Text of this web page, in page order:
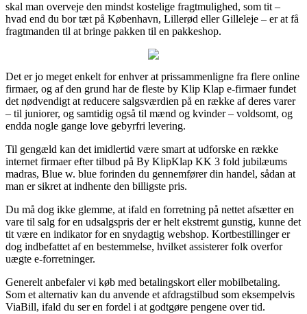
skal man overveje den mindst kostelige fragtmulighed, som tit –
hvad end du bor tæt på København, Lillerød eller Gilleleje – er at få
fragtmanden til at bringe pakken til en pakkeshop.
Det er jo meget enkelt for enhver at prissammenligne fra flere online
firmaer, og af den grund har de fleste by Klip Klap e-firmaer fundet
det nødvendigt at reducere salgsværdien på en række af deres varer
– til juniorer, og samtidig også til mænd og kvinder – voldsomt, og
endda nogle gange love gebyrfri levering.
Til gengæld kan det imidlertid være smart at udforske en række
internet firmaer efter tilbud på By KlipKlap KK 3 fold jubilæums
madras, Blue w. blue forinden du gennemfører din handel, sådan at
man er sikret at indhente den billigste pris.
Du må dog ikke glemme, at ifald en forretning på nettet afsætter en
vare til salg for en udsalgspris der er helt ekstremt gunstig, kunne det
tit være en indikator for en snydagtig webshop. Kortbestillinger er
dog indbefattet af en bestemmelse, hvilket assisterer folk overfor
uægte e-forretninger.
Generelt anbefaler vi køb med betalingskort eller mobilbetaling.
Som et alternativ kan du anvende et afdragstilbud som eksempelvis
ViaBill, ifald du ser en fordel i at godtgøre pengene over tid.